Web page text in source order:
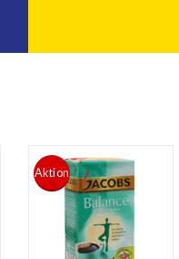
READ MORE
Aktion